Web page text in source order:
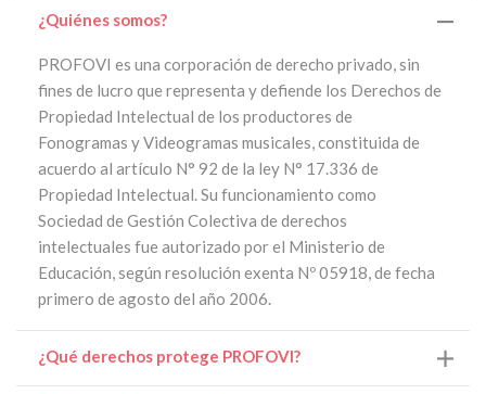
¿Quiénes somos?
PROFOVI es una corporación de derecho privado, sin
fines de lucro que representa y defiende los Derechos de
Propiedad Intelectual de los productores de
Fonogramas y Videogramas musicales, constituida de
acuerdo al artículo N° 92 de la ley N° 17.336 de
Propiedad Intelectual. Su funcionamiento como
Sociedad de Gestión Colectiva de derechos
intelectuales fue autorizado por el Ministerio de
Educación, según resolución exenta Nº 05918, de fecha
primero de agosto del año 2006.
¿Qué derechos protege PROFOVI?